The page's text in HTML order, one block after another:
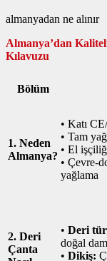
almanyadan ne alınır
Almanya’dan
Kılavuzu
Bölüm
1. Neden
Almanya?
• Katı
• Tam
• El
•
yağlama
2. Deri
Çanta
• Deri
doğal
• Dikiş: